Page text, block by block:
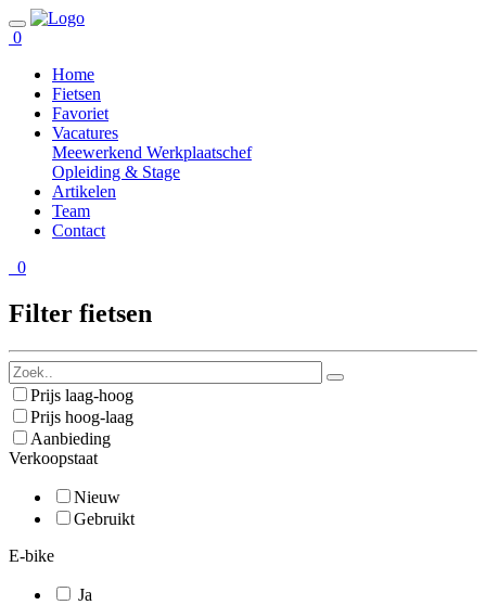
0
Home
Fietsen
Favoriet
Vacatures
Meewerkend Werkplaatschef
Opleiding & Stage
Artikelen
Team
Contact
0
Filter fietsen
Prijs laag-hoog
Prijs hoog-laag
Aanbieding
Verkoopstaat
Nieuw
Gebruikt
E-bike
Ja